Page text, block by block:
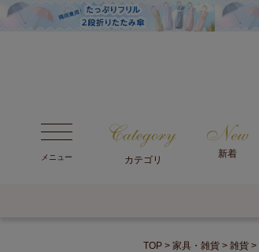
メニュー カテゴリ
新着
TOP 家具・雑貨 雑貨